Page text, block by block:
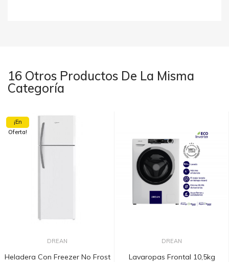
16 Otros Productos De La Misma
Categoría
¡En
Oferta!
DREAN
Heladera Con Freezer No Frost
DREAN
Lavaropas Frontal 10,5kg